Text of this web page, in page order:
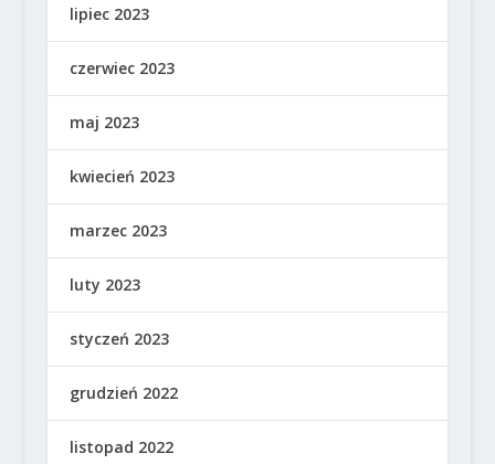
lipiec 2023
czerwiec 2023
maj 2023
kwiecień 2023
marzec 2023
luty 2023
styczeń 2023
grudzień 2022
listopad 2022